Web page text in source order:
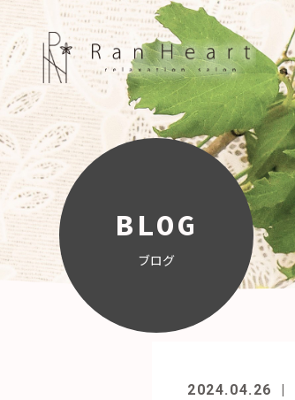
BLOG
ブログ
2024.04.26